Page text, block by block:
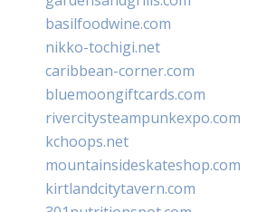
basilfoodwine.com
nikko-tochigi.net
caribbean-corner.com
bluemoongiftcards.com
rivercitysteampunkexpo.com
kchoops.net
mountainsideskateshop.com
kirtlandcitytavern.com